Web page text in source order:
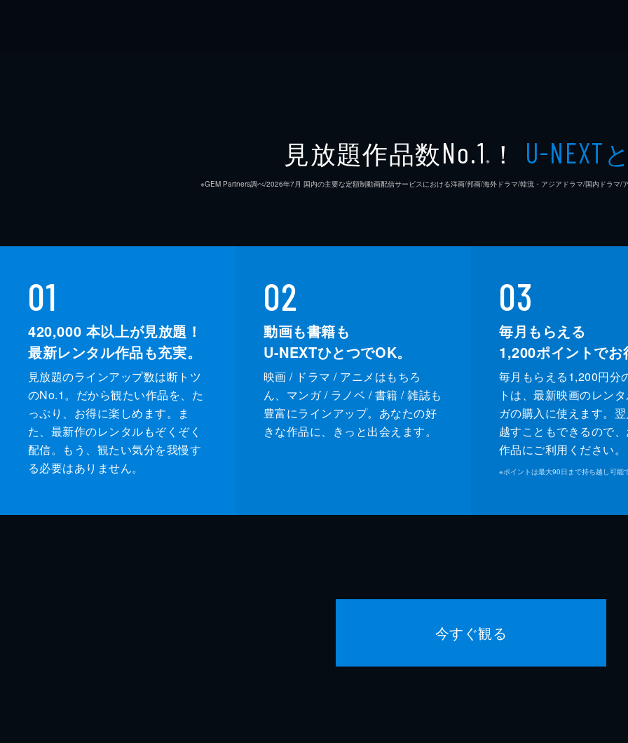
見放題作品数No.1 ※ ！ U-NEXT
※GEM Partners調べ/2026年7⽉ 国内の主要な定額制動画配信サービスにおける洋画/邦画/海外ドラマ/韓流・アジアドラマ/国内ドラマ/
01
420,000 本以上が見放題！
最新レンタル作品も充実。
見放題のラインアップ数は断トツ
のNo.1。だから観たい作品を、た
っぷり、お得に楽しめます。ま
た、最新作のレンタルもぞくぞく
配信。もう、観たい気分を我慢す
る必要はありません。
02
動画も書籍も
U-NEXTひとつでOK。
映画 / ドラマ / アニメはもちろ
ん、マンガ / ラノベ / 書籍 / 雑誌も
豊富にラインアップ。あなたの好
きな作品に、きっと出会えます。
03
毎月もらえる
1,200ポイントでお
毎月もらえる1,200円分
トは、最新映画のレン
ガの購入に使えます。
越すこともできるので
作品にご利用ください。
※ポイントは最大90日まで持ち越し可能
今すぐ観る